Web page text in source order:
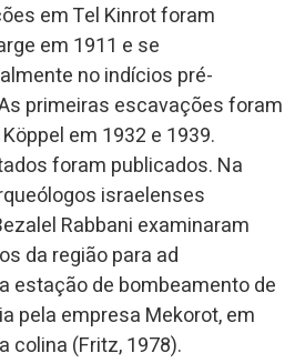
em Tel Kinrot foram
em 1911 e se
no indícios pré-
primeiras escavações foram
em 1932 e 1939.
foram publicados. Na
israelenses
Rabbani examinaram
da região para ad
estação de bombeamento de
pela empresa Mekorot, em
colina (Fritz, 1978).